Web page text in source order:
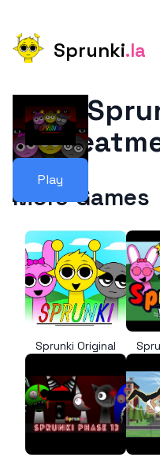
Sprunki.la
Play
More Games
Sprunki Original